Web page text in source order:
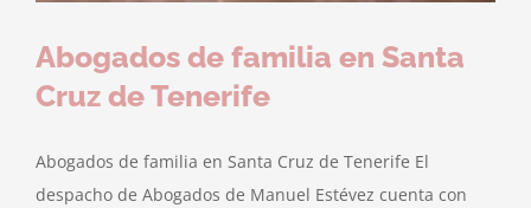
Abogados de familia en Santa
Cruz de Tenerife
Abogados de familia en Santa Cruz de Tenerife El
despacho de Abogados de Manuel Estévez cuenta con